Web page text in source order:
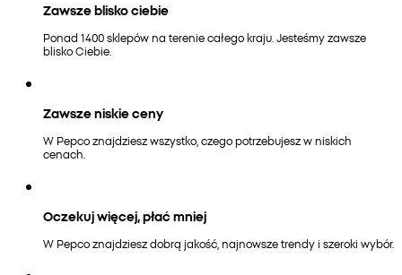
Zawsze blisko ciebie
Ponad 1400 sklepów na terenie całego kraju. Jesteśmy zawsze
blisko Ciebie.
Zawsze niskie ceny
W Pepco znajdziesz wszystko, czego potrzebujesz w niskich
cenach.
Oczekuj więcej, płać mniej
W Pepco znajdziesz dobrą jakość, najnowsze trendy i szeroki wybór.